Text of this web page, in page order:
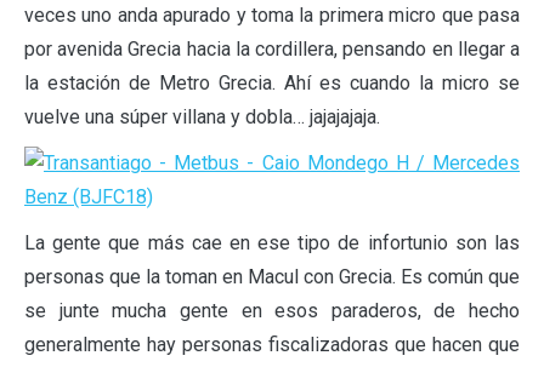
veces uno anda apurado y toma la primera micro que pasa
por avenida Grecia hacia la cordillera, pensando en llegar a
la estación de Metro Grecia. Ahí es cuando la micro se
vuelve una súper villana y dobla… jajajajaja.
La gente que más cae en ese tipo de infortunio son las
personas que la toman en Macul con Grecia. Es común que
se junte mucha gente en esos paraderos, de hecho
generalmente hay personas fiscalizadoras que hacen que